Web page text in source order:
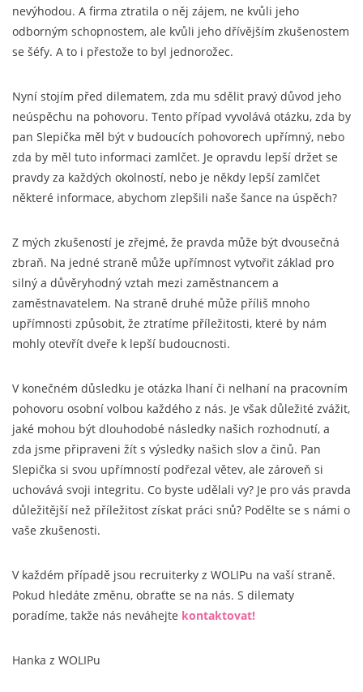
nevýhodou. A firma ztratila o něj zájem, ne kvůli jeho
odborným schopnostem, ale kvůli jeho dřívějším zkušenostem
se šéfy. A to i přestože to byl jednorožec.
Nyní stojím před dilematem, zda mu sdělit pravý důvod jeho
neúspěchu na pohovoru. Tento případ vyvolává otázku, zda by
pan Slepička měl být v budoucích pohovorech upřímný, nebo
zda by měl tuto informaci zamlčet. Je opravdu lepší držet se
pravdy za každých okolností, nebo je někdy lepší zamlčet
některé informace, abychom zlepšili naše šance na úspěch?
Z mých zkušeností je zřejmé, že pravda může být dvousečná
zbraň. Na jedné straně může upřímnost vytvořit základ pro
silný a důvěryhodný vztah mezi zaměstnancem a
zaměstnavatelem. Na straně druhé může příliš mnoho
upřímnosti způsobit, že ztratíme příležitosti, které by nám
mohly otevřít dveře k lepší budoucnosti.
V konečném důsledku je otázka lhaní či nelhaní na pracovním
pohovoru osobní volbou každého z nás. Je však důležité zvážit,
jaké mohou být dlouhodobé následky našich rozhodnutí, a
zda jsme připraveni žít s výsledky našich slov a činů. Pan
Slepička si svou upřímností podřezal větev, ale zároveň si
uchovává svoji integritu. Co byste udělali vy? Je pro vás pravda
důležitější než příležitost získat práci snů? Podělte se s námi o
vaše zkušenosti.
V každém případě jsou recruiterky z WOLIPu na vaší straně.
Pokud hledáte změnu, obraťte se na nás. S dilematy
poradíme, takže nás neváhejte kontaktovat!
Hanka z WOLIPu